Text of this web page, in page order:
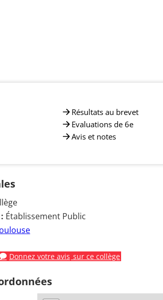
Résultats au brevet
Evaluations de 6e
Avis et notes
Établissement Public
Donnez votre avis sur ce collège